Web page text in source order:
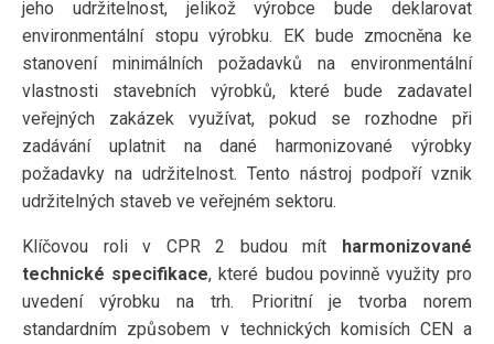
jeho udržitelnost, jelikož výrobce bude deklarovat
environmentální stopu výrobku. EK bude zmocněna ke
stanovení minimálních požadavků na environmentální
vlastnosti stavebních výrobků, které bude zadavatel
veřejných zakázek využívat, pokud se rozhodne při
zadávání uplatnit na dané harmonizované výrobky
požadavky na udržitelnost. Tento nástroj podpoří vznik
udržitelných staveb ve veřejném sektoru.
Klíčovou roli v CPR 2 budou mít harmonizované
technické specifikace, které budou povinně využity pro
uvedení výrobku na trh. Prioritní je tvorba norem
standardním způsobem v technických komisích CEN a